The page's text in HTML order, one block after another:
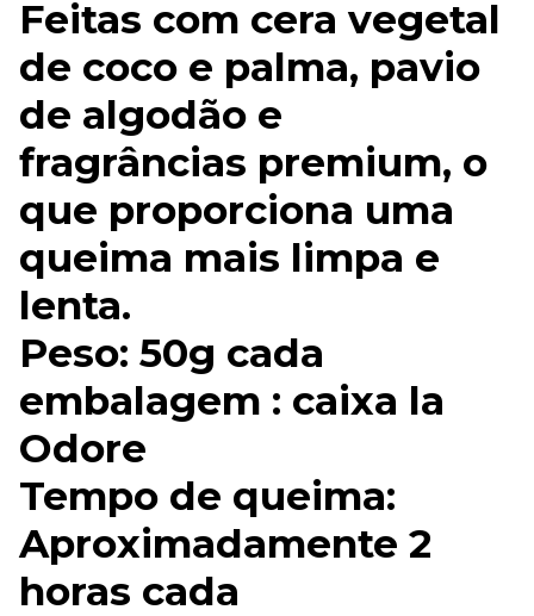
Feitas com cera vegetal
de coco e palma, pavio
de algodão e
fragrâncias premium, o
que proporciona uma
queima mais limpa e
lenta.
Peso: 50g cada
embalagem : caixa la
Odore
Tempo de queima:
Aproximadamente 2
horas cada